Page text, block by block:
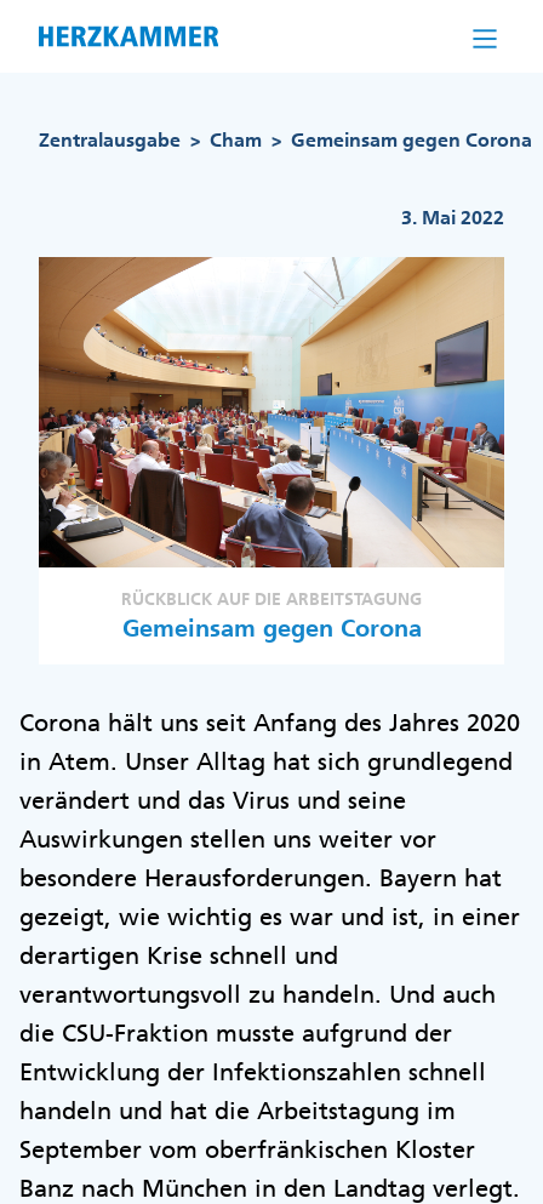
Zentralausgabe > Cham > Gemeinsam gegen Corona
3. Mai 2022
RÜCKBLICK AUF DIE ARBEITSTAGUNG
Gemeinsam gegen Corona
Corona hält uns seit Anfang des Jahres 2020
in Atem. Unser Alltag hat sich grundlegend
verändert und das Virus und seine
Auswirkungen stellen uns weiter vor
besondere Herausforderungen. Bayern hat
gezeigt, wie wichtig es war und ist, in einer
derartigen Krise schnell und
verantwortungsvoll zu handeln. Und auch
die CSU-Fraktion musste aufgrund der
Entwicklung der Infektionszahlen schnell
handeln und hat die Arbeitstagung im
September vom oberfränkischen Kloster
Banz nach München in den Landtag verlegt.